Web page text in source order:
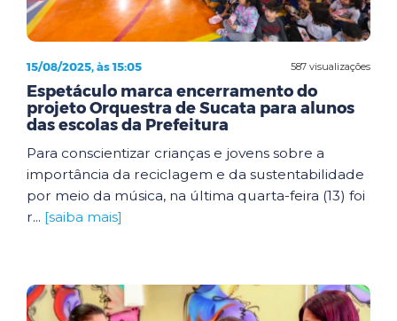
587 visualizações
15/08/2025, às 15:05
Espetáculo marca encerramento do
projeto Orquestra de Sucata para alunos
das escolas da Prefeitura
Para conscientizar crianças e jovens sobre a
importância da reciclagem e da sustentabilidade
por meio da música, na última quarta-feira (13) foi
r... [saiba mais]